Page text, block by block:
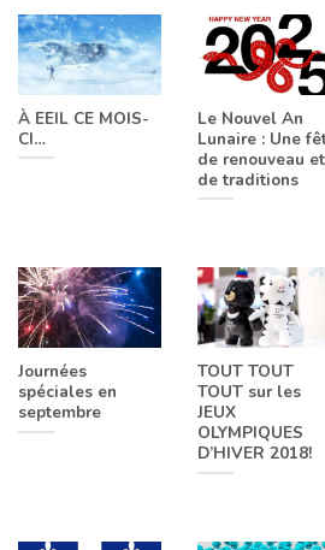
À EEIL CE MOIS-
CI…
Le Nouvel An
Lunaire : Une
de renouveau et
de traditions
Journées
spéciales en
septembre
TOUT TOUT
TOUT sur les
JEUX
OLYMPIQUES
D’HIVER 2018!